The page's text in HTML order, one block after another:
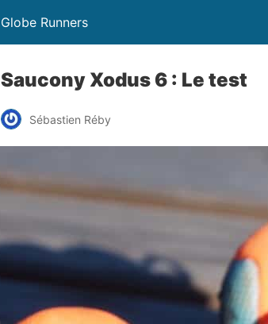
Globe Runners
Saucony Xodus 6 : Le test
Sébastien Réby